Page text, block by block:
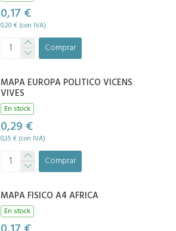
0,17 €
0,20 € (con IVA)
Comprar
MAPA EUROPA POLITICO VICENS
VIVES
En stock
0,29 €
0,35 € (con IVA)
Comprar
MAPA FISICO A4 AFRICA
En stock